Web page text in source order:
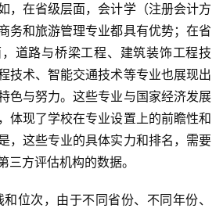
，在省级层面，会计学（注册会计方
务和旅游管理专业都具有优势；在省
道路与桥梁工程、建筑装饰工程技
技术、智能交通技术等专业也展现出
色与努力。这些专业与国家经济发展
体现了学校在专业设置上的前瞻性和
，这些专业的具体实力和排名，需要
三方评估机构的数据。